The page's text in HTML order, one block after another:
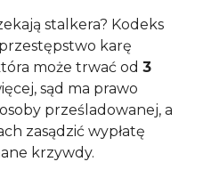
stalkera? Kodeks
karę
może trwać od 3
sąd ma prawo
prześladowanej, a
zasądzić wypłatę
krzywdy.